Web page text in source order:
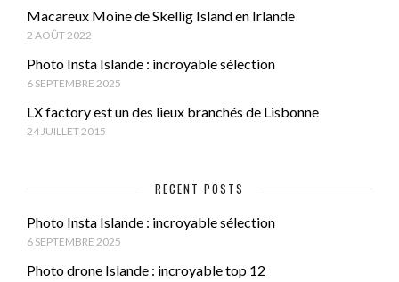
Macareux Moine de Skellig Island en Irlande
2 AOÛT 2022
Photo Insta Islande : incroyable sélection
6 SEPTEMBRE 2025
LX factory est un des lieux branchés de Lisbonne
24 JUILLET 2015
RECENT POSTS
Photo Insta Islande : incroyable sélection
6 SEPTEMBRE 2025
Photo drone Islande : incroyable top 12